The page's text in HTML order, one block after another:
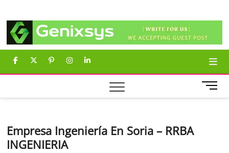
content
Genixsys
facebook
twitter
pinterest
instagram
linkedin
M
e
Empresa Ingeniería En Soria – RRBA
INGENIERIA